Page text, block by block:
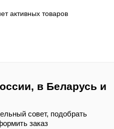
активных товаров
в Беларусь и
совет, подобрать
заказ